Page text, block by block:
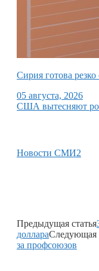
Сирия готова
05 августа, 2026
США вытесняют
Новости СМИ2
Предыдущая статья
доллараСледующая
за профсоюзов